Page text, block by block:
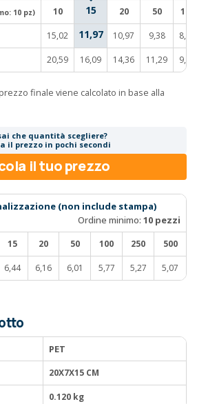
10 pz) 10 15 20 50 100
15,02 11,97 10,97 9,38 8,43
20,59 16,09 14,36 11,29 9,70
finale viene calcolato in base alla
che quantità scegliere?
il prezzo in pochi secondi
il tuo prezzo
(non include stampa)
Ordine minimo: 10 pezzi
15 20 50 100 250 500
6,44 6,16 6,01 5,77 5,27 5,07
PET
20X7X15 CM
0.120 kg